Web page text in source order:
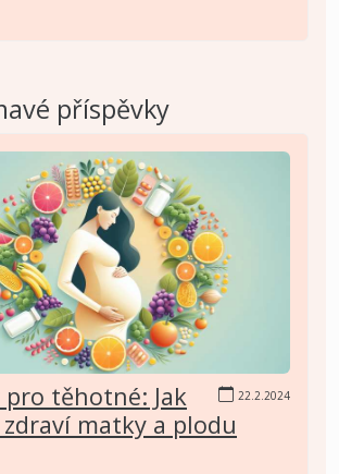
příspěvky
22.2.2024
těhotné: Jak
matky a plodu